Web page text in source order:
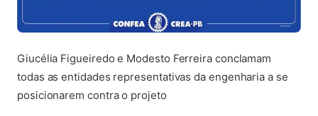
Giucélia Figueiredo e Modesto Ferreira conclamam
todas as entidades representativas da engenharia a se
posicionarem contra o projeto